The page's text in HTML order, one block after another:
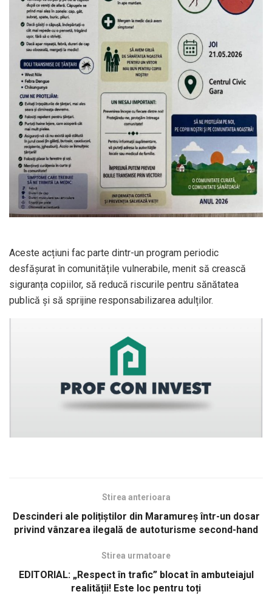
Aceste acțiuni fac parte dintr-un program periodic
desfășurat în comunitățile vulnerabile, menit să crească
siguranța copiilor, să reducă riscurile pentru sănătatea
publică și să sprijine responsabilizarea adulților.
Stirea anterioara
Descinderi ale polițiștilor din Maramureș într-un dosar
privind vânzarea ilegală de autoturisme second-hand
Stirea urmatoare
EDITORIAL: „Respect în trafic” blocat în ambuteiajul
realității! Este loc pentru toți